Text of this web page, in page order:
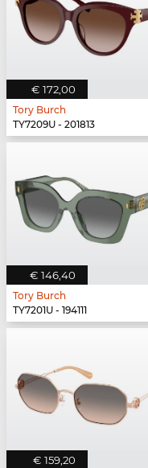
€ 172,00
Tory Burch
TY7209U - 201813
€ 146,40
Tory Burch
TY7201U - 194111
€ 159,20